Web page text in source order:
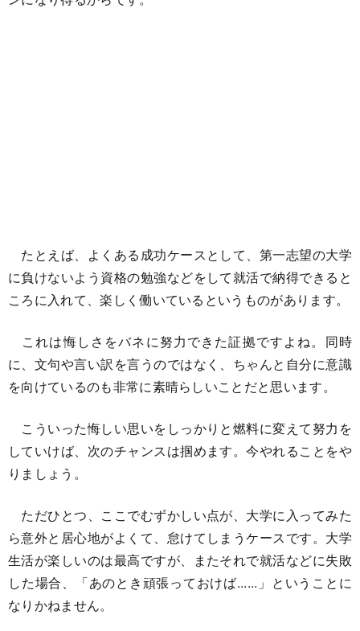
たとえば、よくある成功ケースとして、第一志望の大学
に負けないよう資格の勉強などをして就活で納得できると
ころに入れて、楽しく働いているというものがあります。
これは悔しさをバネに努力できた証拠ですよね。同時
に、文句や言い訳を言うのではなく、ちゃんと自分に意識
を向けているのも非常に素晴らしいことだと思います。
こういった悔しい思いをしっかりと燃料に変えて努力を
していけば、次のチャンスは掴めます。今やれることをや
りましょう。
ただひとつ、ここでむずかしい点が、大学に入ってみた
ら意外と居心地がよくて、怠けてしまうケースです。大学
生活が楽しいのは最高ですが、またそれで就活などに失敗
した場合、「あのとき頑張っておけば......」ということに
なりかねません。